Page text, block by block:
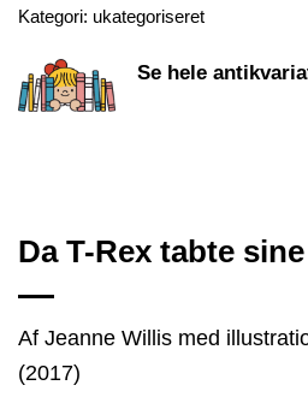
Kategori: ukategoriseret
Se hele
Da T-Rex tabte
Af Jeanne Willis med
(2017)